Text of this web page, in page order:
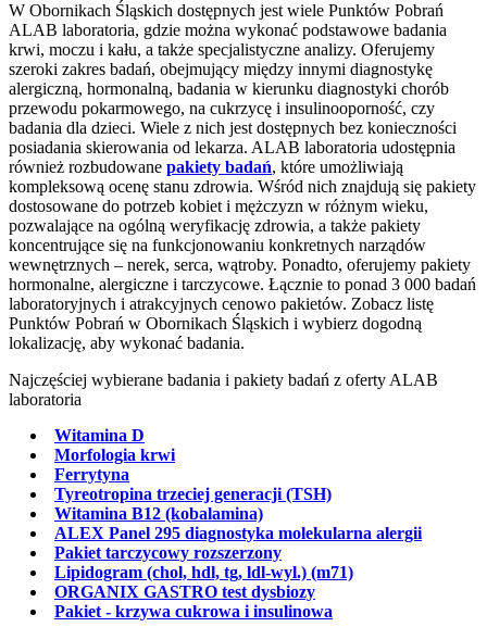
W Obornikach Śląskich dostępnych jest wiele Punktów Pobrań
ALAB laboratoria, gdzie można wykonać podstawowe badania
krwi, moczu i kału, a także specjalistyczne analizy. Oferujemy
szeroki zakres badań, obejmujący między innymi diagnostykę
alergiczną, hormonalną, badania w kierunku diagnostyki chorób
przewodu pokarmowego, na cukrzycę i insulinooporność, czy
badania dla dzieci. Wiele z nich jest dostępnych bez konieczności
posiadania skierowania od lekarza. ALAB laboratoria udostępnia
również rozbudowane pakiety badań, które umożliwiają
kompleksową ocenę stanu zdrowia. Wśród nich znajdują się pakiety
dostosowane do potrzeb kobiet i mężczyzn w różnym wieku,
pozwalające na ogólną weryfikację zdrowia, a także pakiety
koncentrujące się na funkcjonowaniu konkretnych narządów
wewnętrznych – nerek, serca, wątroby. Ponadto, oferujemy pakiety
hormonalne, alergiczne i tarczycowe. Łącznie to ponad 3 000 badań
laboratoryjnych i atrakcyjnych cenowo pakietów. Zobacz listę
Punktów Pobrań w Obornikach Śląskich i wybierz dogodną
lokalizację, aby wykonać badania.
Najczęściej wybierane badania i pakiety badań z oferty ALAB
laboratoria
Witamina D
Morfologia krwi
Ferrytyna
Tyreotropina trzeciej generacji (TSH)
Witamina B12 (kobalamina)
ALEX Panel 295 diagnostyka molekularna alergii
Pakiet tarczycowy rozszerzony
Lipidogram (chol, hdl, tg, ldl-wyl.) (m71)
ORGANIX GASTRO test dysbiozy
Pakiet - krzywa cukrowa i insulinowa